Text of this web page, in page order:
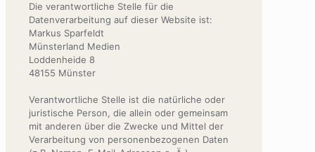
Die verantwortliche Stelle für die
Datenverarbeitung auf dieser Website ist:
Markus Sparfeldt
Münsterland Medien
Loddenheide 8
48155 Münster
Verantwortliche Stelle ist die natürliche oder
juristische Person, die allein oder gemeinsam
mit anderen über die Zwecke und Mittel der
Verarbeitung von personenbezogenen Daten